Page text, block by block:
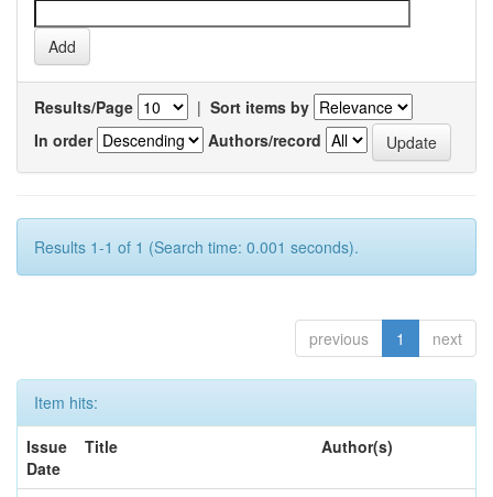
Results/Page | Sort items by
In order
Authors/record
Results 1-1 of 1 (Search time: 0.001 seconds).
previous 1 next
Item hits:
Issue
Date
Title Author(s)